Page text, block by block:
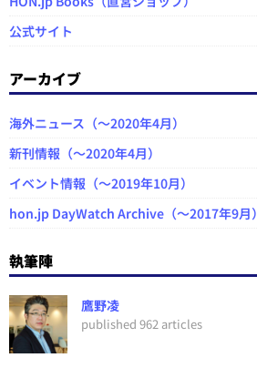
公式サイト
アーカイブ
海外ニュース（～2020年4月）
新刊情報（～2020年4月）
イベント情報（～2019年10月）
hon.jp DayWatch Archive（～2017年9月）
執筆陣
鷹野凌
published 962 articles